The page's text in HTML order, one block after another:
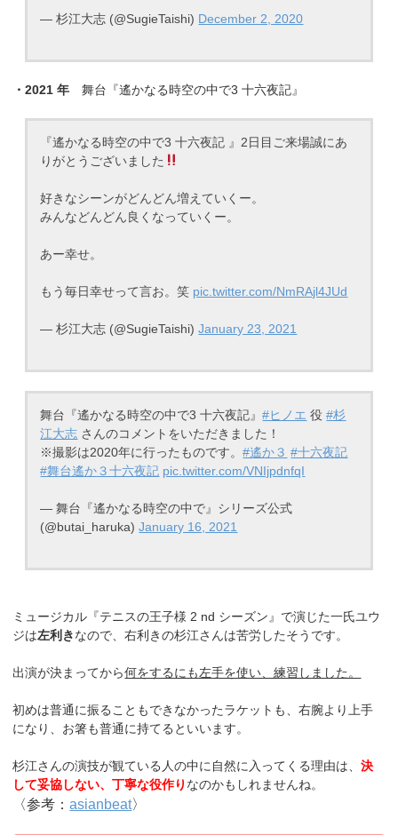
— 杉江大志 (@SugieTaishi) December 2, 2020
・2021 年 舞台『遙かなる時空の中で3 十六夜記』
『遙かなる時空の中で3 十六夜記 』2日目ご来場誠にあ
りがとうございました
好きなシーンがどんどん増えていくー。
みんなどんどん良くなっていくー。
あー幸せ。
もう毎日幸せって言お。笑 pic.twitter.com/NmRAjl4JUd
— 杉江大志 (@SugieTaishi)January 23, 2021
舞台『遙かなる時空の中で3 十六夜記』#ヒノエ 役#杉
江大志 さんのコメントをいただきました！
※撮影は2020年に行ったものです。#遙か３ #十六夜記
#舞台遙か３十六夜記 pic.twitter.com/VNIjpdnfqI
— 舞台『遙かなる時空の中で』シリーズ公式
(@butai_haruka)January 16, 2021
ミュージカル『テニスの王子様 2 nd シーズン』で演じた一氏ユウ
ジは左利きなので、右利きの杉江さんは苦労したそうです。
出演が決まってから何をするにも左手を使い、練習しました。
初めは普通に振ることもできなかったラケットも、右腕より上手
になり、お箸も普通に持てるといいます。
杉江さんの演技が観ている人の中に自然に入ってくる理由は、決
して妥協しない、丁寧な役作り なのかもしれませんね。
〈参考：asianbeat〉